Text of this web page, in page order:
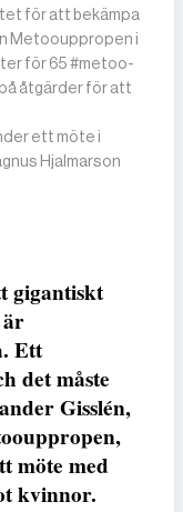
för att bekämpa
Metoouppropen i
för 65 #metoo-
åtgärder för att
ett möte i
Hjalmarson
gigantiskt
Ett
det måste
Gisslén,
möte med
kvinnor.